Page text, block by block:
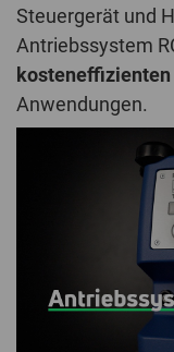
Steuergerät und
Antriebssystem
Anwendungen.